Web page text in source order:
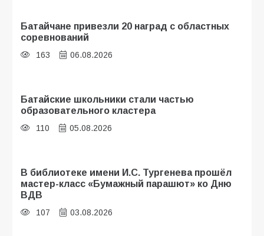
Батайчане привезли 20 наград с областных
соревнований
163 06.08.2026
Батайские школьники стали частью
образовательного кластера
110 05.08.2026
В библиотеке имени И.С. Тургенева прошёл
мастер-класс «Бумажный парашют» ко Дню
ВДВ
107 03.08.2026